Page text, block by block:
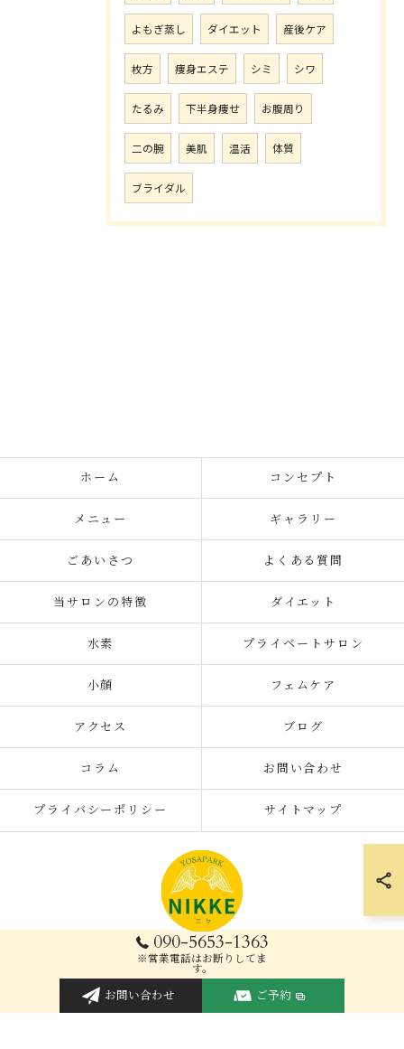
よもぎ蒸し ダイエット 産後ケア
枚方 痩身エステ シミ シワ
たるみ 下半身痩せ お腹周り
二の腕 美肌 温活 体質
ブライダル
090-5653-1363
※営業電話はお断りしてま
す。
お問い合わせ ご予約
ホーム コンセプト
メニュー ギャラリー
ごあいさつ よくある質問
当サロンの特徴 ダイエット
水素 プライベートサロン
小顔 フェムケア
アクセス ブログ
コラム お問い合わせ
プライバシーポリシー サイトマップ
© 2026 大阪府枚方の痩身エステならYOSAPARK NIKKE ALL RIGHTS
RESERVED.